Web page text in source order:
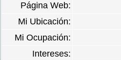
Página Web:
Mi Ubicación:
Mi Ocupación:
Intereses: